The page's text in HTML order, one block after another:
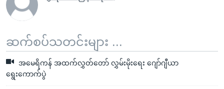
ဆက်စပ်သတင်းများ ...
အမေရိကန် အထက်လွှတ်တော် လွှမ်းမိုးရေး ဂျော်ဂျီယာ
ရွေးကောက်ပွဲ